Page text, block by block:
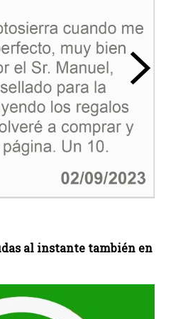
al instante también en